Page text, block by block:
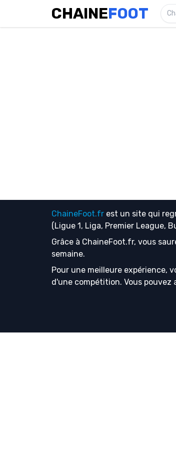
CHAINEFOOT
ChaineFoot.fr est un site qui
(Ligue 1, Liga, Premier League,
Grâce à ChaineFoot.fr, vous
semaine.
Pour une meilleure expérience,
d'une compétition. Vous pouvez